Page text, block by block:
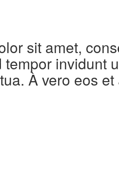
sit amet,
tempor invidunt
À vero eos